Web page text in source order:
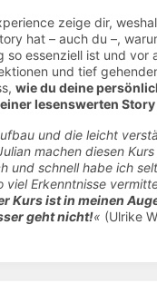
zeige dir,
hat – auch du –,
so essenziell ist und vor
und tief
wie du deine
lesenswerten
und die leicht
machen diesen
und schnell habe ich
viel Erkenntnisse
Kurs ist in meinen
geht nicht!« (Ulrike